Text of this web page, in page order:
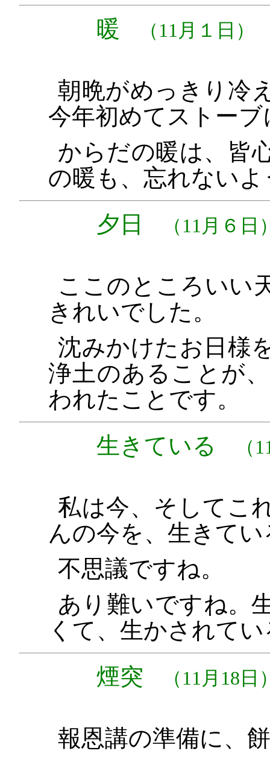
暖 （11月１日）
朝晩がめっきり冷
今年初めてストー
からだの暖は、皆
の暖も、忘れない
夕日
（11月６日
ここのところいい
きれいでした。
沈みかけたお日様
浄土のあることが
われたことです。
生きている
（
私は今、そしてこ
んの今を、生きてい
不思議ですね。
あり難いですね。
くて、生かされて
煙突 （11月18日
報恩講の準備に、